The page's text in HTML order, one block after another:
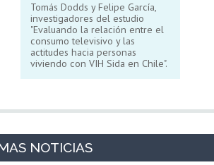
Tomás Dodds y Felipe García,
investigadores del estudio
"Evaluando la relación entre el
consumo televisivo y las
actitudes hacia personas
viviendo con VIH Sida en Chile".